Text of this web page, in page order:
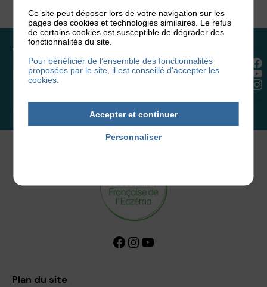
Vous souhaitez rejoindre
l’association ou faire un don ?
NOUS REJOINDRE
Facebook InstagramYouTube
Plan du site
Ce site peut déposer lors de votre navigation sur les
pages des cookies et technologies similaires. Le refus
de certains cookies est susceptible de dégrader des
fonctionnalités du site.
Pour bénéficier de l’ensemble des fonctionnalités
proposées par le site, il est conseillé d'accepter les
cookies.
Accepter et continuer
Personnaliser